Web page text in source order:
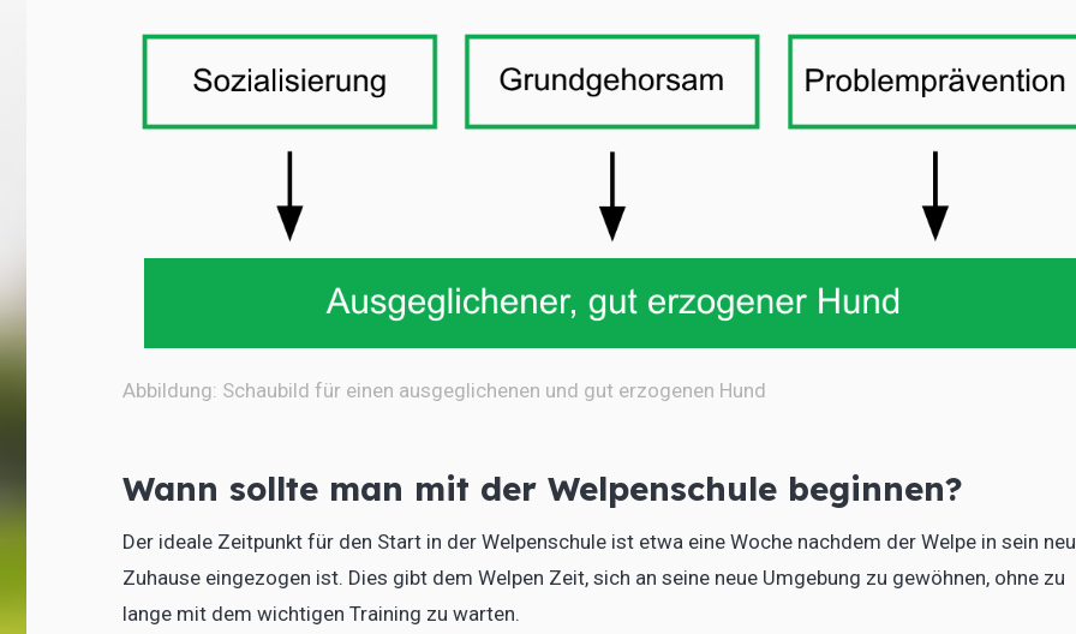
Abbildung: Schaubild für einen ausgeglichenen und gut erzogenen Hund
Wann sollte man mit der Welpenschule beginnen?
Der ideale Zeitpunkt für den Start in der Welpenschule ist etwa eine Woche nachdem der Welpe in sein
Zuhause eingezogen ist. Dies gibt dem Welpen Zeit, sich an seine neue Umgebung zu gewöhnen, ohne zu
lange mit dem wichtigen Training zu warten.